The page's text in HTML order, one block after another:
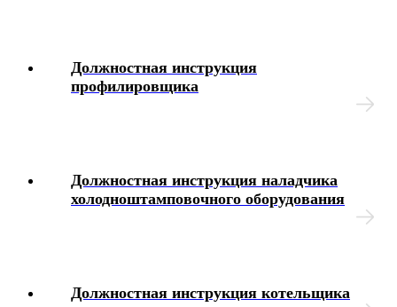
Должностная инструкция
профилировщика
Должностная инструкция наладчика
холодноштамповочного оборудования
Должностная инструкция котельщика